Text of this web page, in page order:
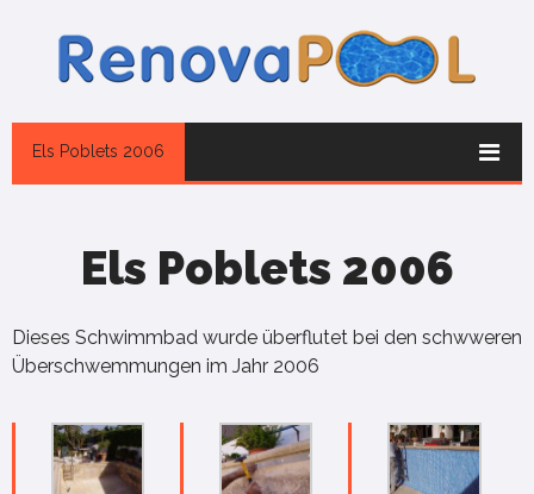
Els Poblets 2006
Els Poblets 2006
Dieses Schwimmbad wurde überflutet bei den schwweren
Überschwemmungen im Jahr 2006